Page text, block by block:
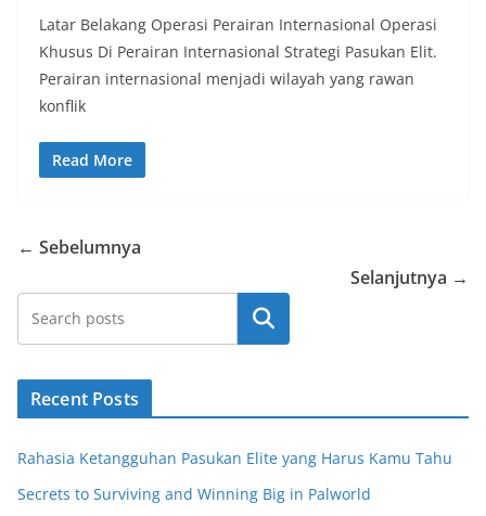
Latar Belakang Operasi Perairan Internasional Operasi
Khusus Di Perairan Internasional Strategi Pasukan Elit.
Perairan internasional menjadi wilayah yang rawan
konflik
Read More
← Sebelumnya
Selanjutnya →
Cari
Recent Posts
Rahasia Ketangguhan Pasukan Elite yang Harus Kamu Tahu
Secrets to Surviving and Winning Big in Palworld